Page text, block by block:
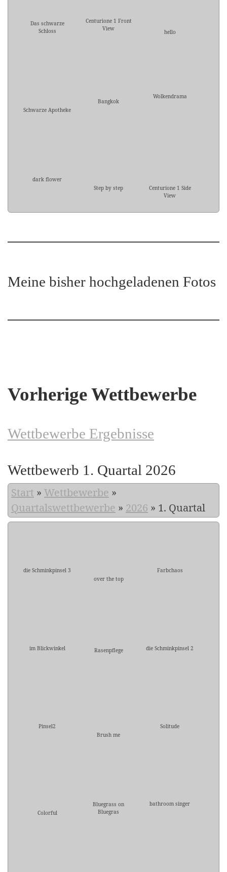
Das schwarze
Schloss
Centurione 1 Front
View
hello
Schwarze Apotheke
Bangkok
Wolkendrama
dark flower
Step by step
Centurione 1 Side
View
Meine bisher hochgeladenen Fotos
Vorherige Wettbewerbe
Wettbewerbe Ergebnisse
Wettbewerb 1. Quartal 2026
Start » Wettbewerbe »
Quartalswettbewerbe » 2026 » 1. Quartal
die Schminkpinsel 3
over the top
Farbchaos
im Blickwinkel Rasenpflege die Schminkpinsel 2
Pinsel2
Brush me
Solitude
Colorful
Bluegrass on
Bluegras
bathroom singer